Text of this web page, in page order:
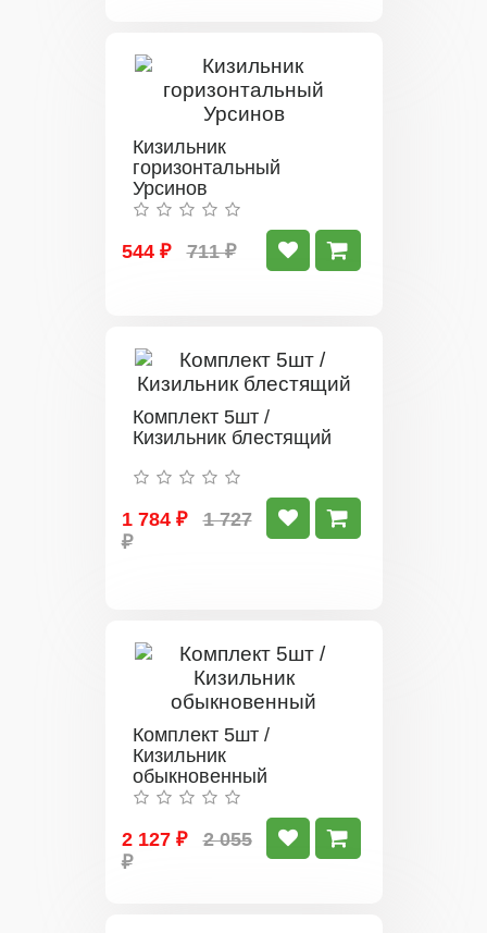
Кизильник
горизонтальный
Урсинов
544 ₽ 711 ₽
Комплект 5шт /
Кизильник блестящий
1 784 ₽
1 727
₽
Комплект 5шт /
Кизильник
обыкновенный
2 127 ₽
2 055
₽